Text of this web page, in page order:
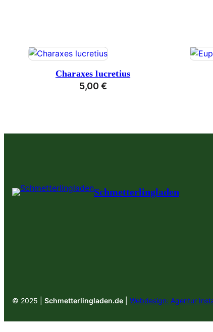
Charaxes lucretius
5,00 €
Schmetterlingladen
© 2025 | Schmetterlingladen.de Webdesign: Agentur